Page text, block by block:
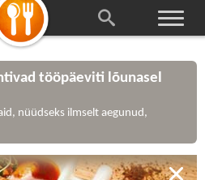
tööpäeviti lõunasel
nüüdseks ilmselt aegunud,